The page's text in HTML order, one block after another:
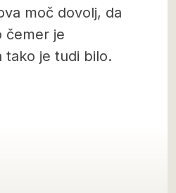
moč dovolj, da
čemer je
tako je tudi bilo.